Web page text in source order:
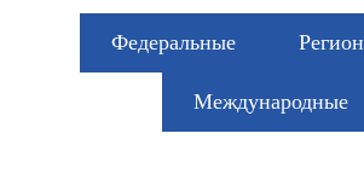
Федеральные
Международные